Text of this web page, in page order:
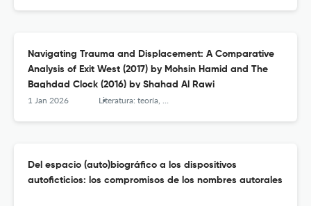
Navigating Trauma and Displacement: A Comparative
Analysis of Exit West (2017) by Mohsin Hamid and The
Baghdad Clock (2016) by Shahad Al Rawi
1 Jan 2026 Literatura: teoría, historia, crítica
Del espacio (auto)biográfico a los dispositivos
autoficticios: los compromisos de los nombres autorales